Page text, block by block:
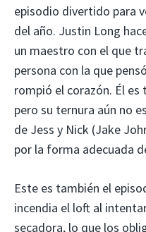
episodio divertido para
del año. Justin Long
un maestro con el que
persona con la que
rompió el corazón. Él
pero su ternura aún no
de Jess y Nick (Jake
por la forma adecuada
Este es también el
incendia el loft al
secadora, lo que los